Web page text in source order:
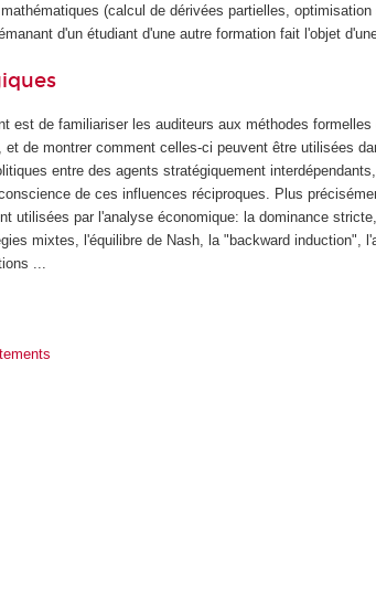
(calcul de dérivées partielles, optimisation
d'un étudiant d'une autre formation fait l'objet
est de familiariser les auditeurs aux méthodes formelles
de montrer comment celles-ci peuvent être utilisées
entre des agents stratégiquement
de ces influences réciproques. Plus
utilisées par l'analyse économique: la dominance
mixtes, l'équilibre de Nash, la "backward induction",
...